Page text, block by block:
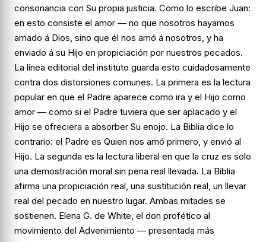
consonancia con Su propia justicia. Como lo escribe Juan:
en esto consiste el amor — no que nosotros hayamos
amado á Dios, sino que él nos amó á nosotros, y ha
enviado á su Hijo en propiciación por nuestros pecados.
La línea editorial del instituto guarda esto cuidadosamente
contra dos distorsiones comunes. La primera es la lectura
popular en que el Padre aparece como ira y el Hijo como
amor — como si el Padre tuviera que ser aplacado y el
Hijo se ofreciera a absorber Su enojo. La Biblia dice lo
contrario: el Padre es Quien nos amó primero, y envió al
Hijo. La segunda es la lectura liberal en que la cruz es solo
una demostración moral sin pena real llevada. La Biblia
afirma una propiciación real, una sustitución real, un llevar
real del pecado en nuestro lugar. Ambas mitades se
sostienen. Elena G. de White, el don profético al
movimiento del Advenimiento — presentada más